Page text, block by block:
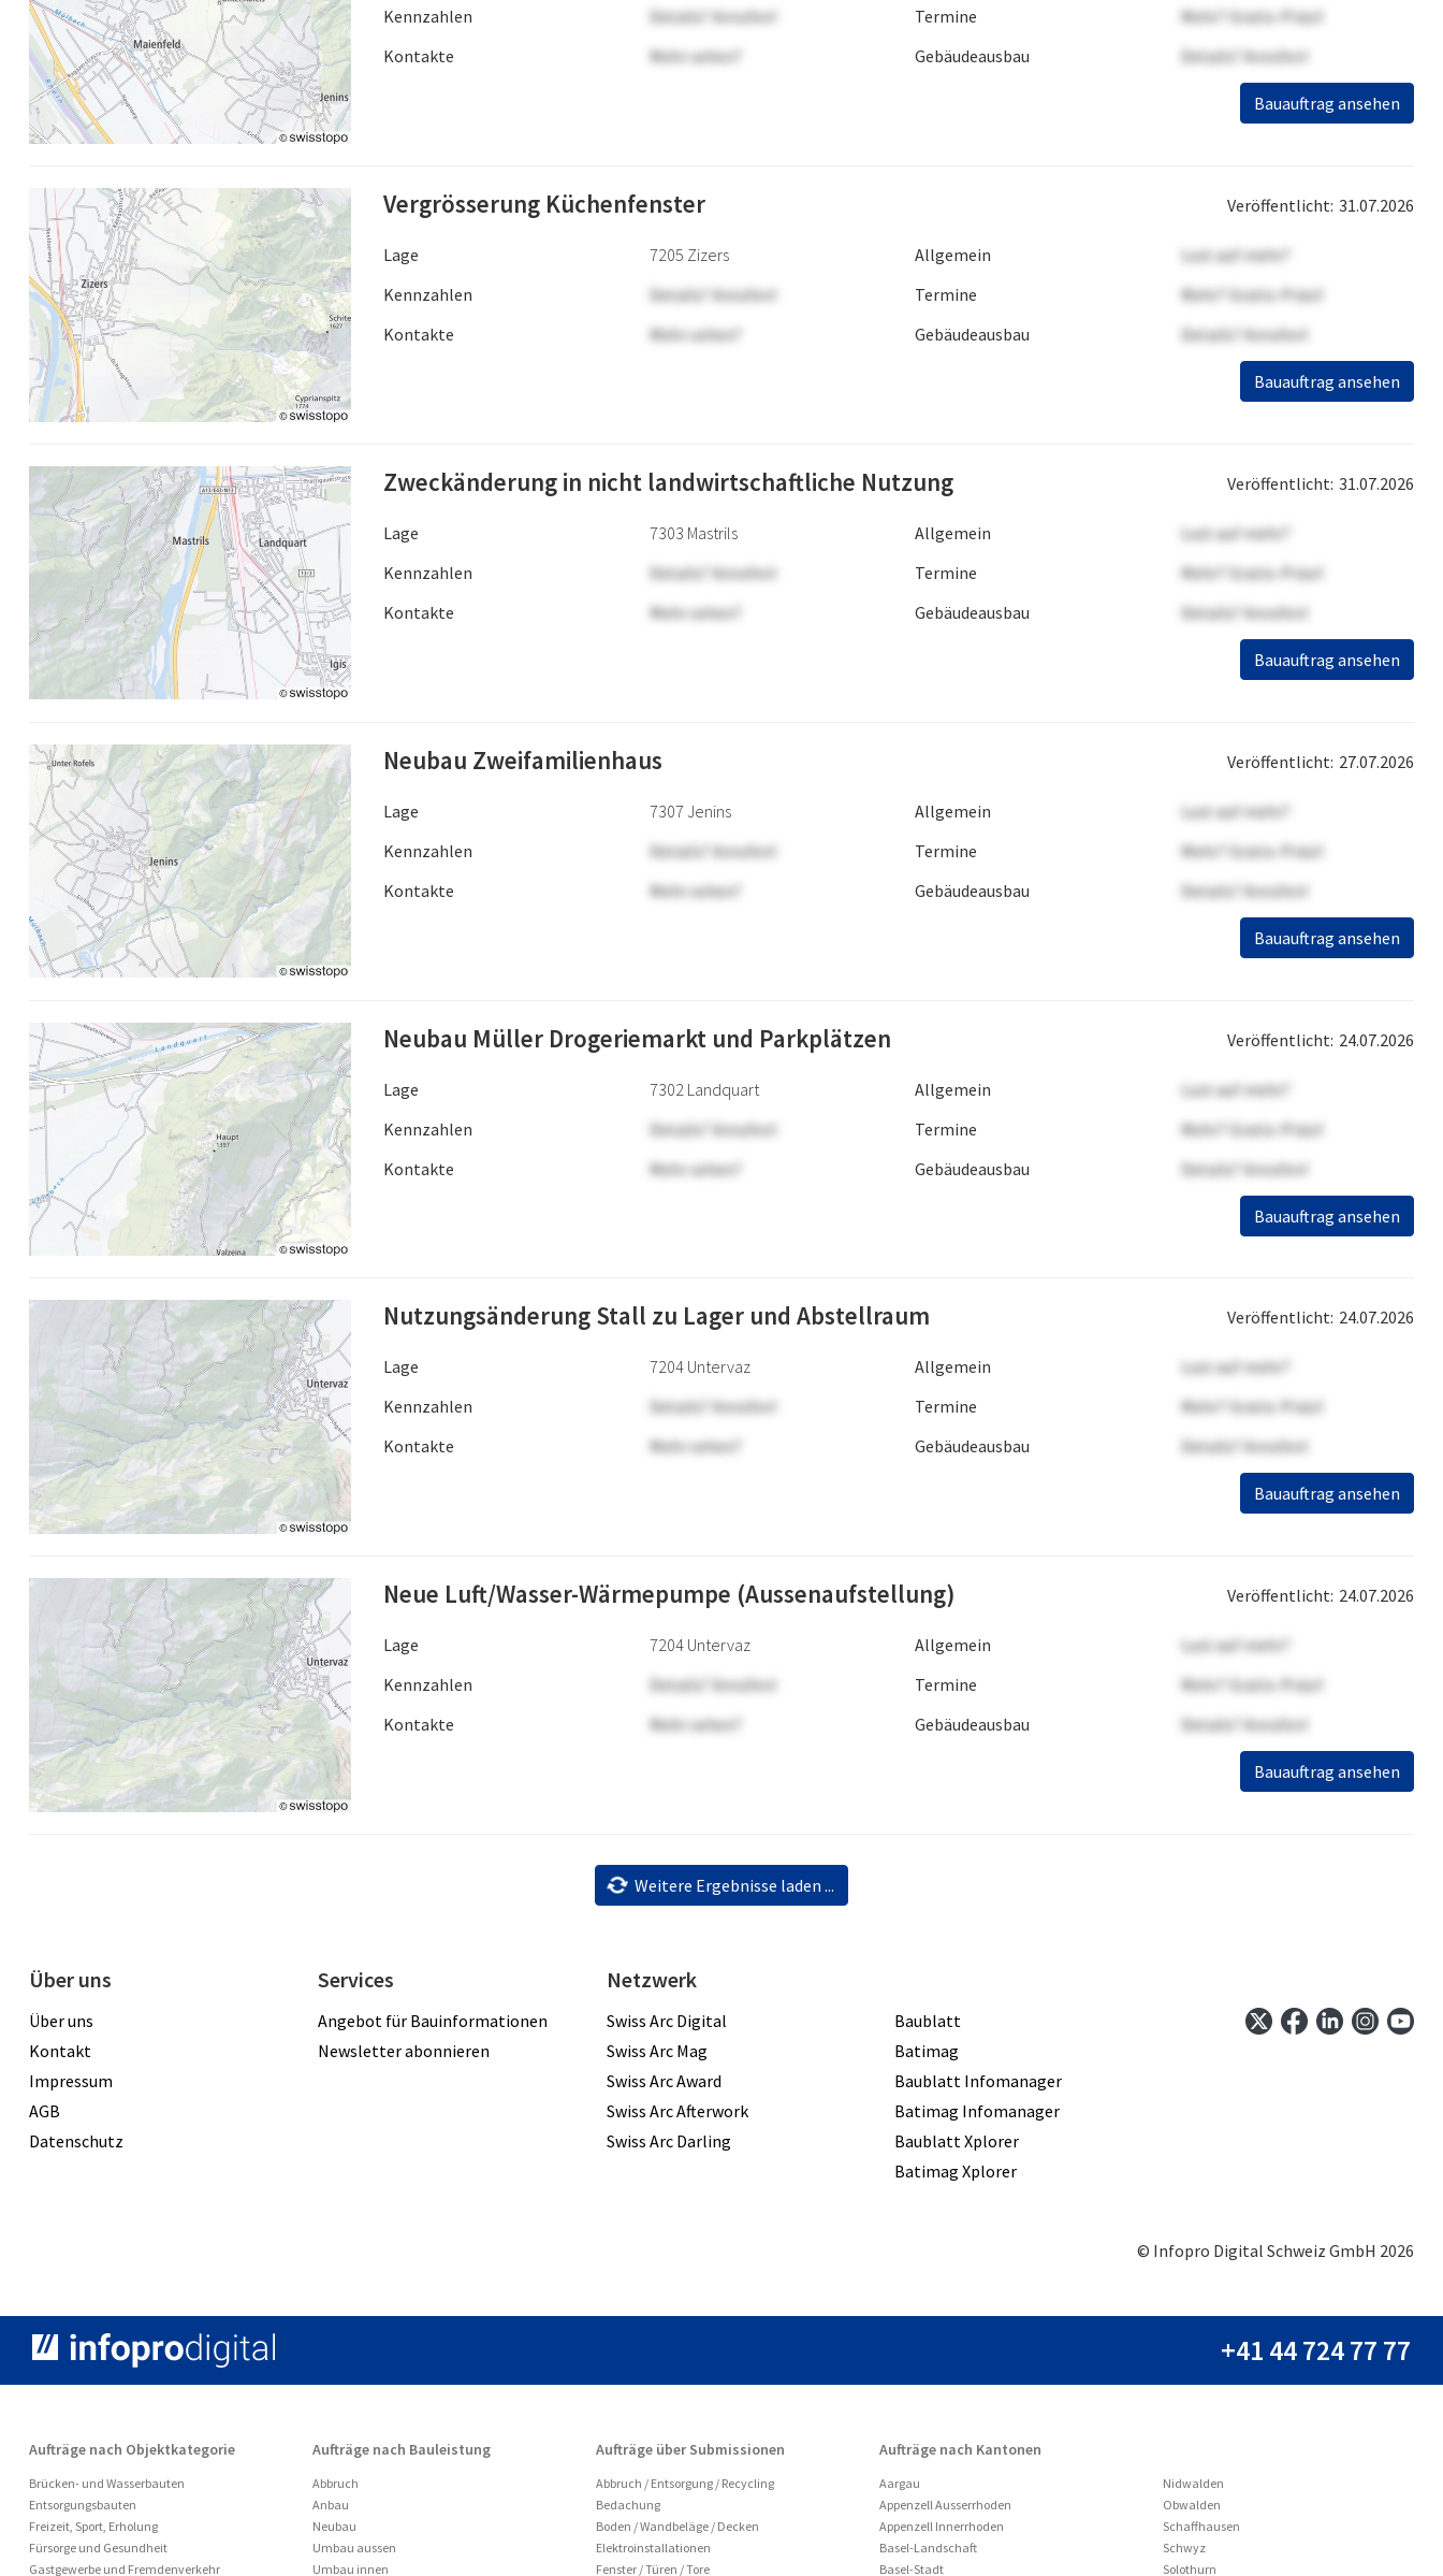
Kennzahlen
Details? Anrufen! Termine
Mehr? Gratis-Präsi!
Kontakte
Mehr sehen? Gebäudeausbau Details? Anrufen!
Bauauftrag ansehen
Vergrösserung Küchenfenster Veröffentlicht: 31.07.2026
Lage 7205 Zizers Allgemein
Lust auf mehr?
Kennzahlen
Details? Anrufen! Termine
Mehr? Gratis-Präsi!
Kontakte
Mehr sehen? Gebäudeausbau Details? Anrufen!
Bauauftrag ansehen
Zweckänderung in nicht landwirtschaftliche Nutzung Veröffentlicht: 31.07.2026
Lage 7303 Mastrils Allgemein
Lust auf mehr?
Kennzahlen
Details? Anrufen! Termine
Mehr? Gratis-Präsi!
Kontakte
Mehr sehen? Gebäudeausbau Details? Anrufen!
Bauauftrag ansehen
Neubau Zweifamilienhaus Veröffentlicht: 27.07.2026
Lage 7307 Jenins Allgemein
Lust auf mehr?
Kennzahlen
Details? Anrufen! Termine
Mehr? Gratis-Präsi!
Kontakte
Mehr sehen? Gebäudeausbau Details? Anrufen!
Bauauftrag ansehen
Neubau Müller Drogeriemarkt und Parkplätzen Veröffentlicht: 24.07.2026
Lage 7302 Landquart Allgemein
Lust auf mehr?
Kennzahlen
Details? Anrufen! Termine
Mehr? Gratis-Präsi!
Kontakte
Mehr sehen? Gebäudeausbau Details? Anrufen!
Bauauftrag ansehen
Nutzungsänderung Stall zu Lager und Abstellraum Veröffentlicht: 24.07.2026
Lage 7204 Untervaz Allgemein
Lust auf mehr?
Kennzahlen
Details? Anrufen! Termine
Mehr? Gratis-Präsi!
Kontakte
Mehr sehen? Gebäudeausbau Details? Anrufen!
Bauauftrag ansehen
Neue Luft/Wasser-Wärmepumpe (Aussenaufstellung) Veröffentlicht: 24.07.2026
Lage 7204 Untervaz Allgemein
Lust auf mehr?
Kennzahlen
Details? Anrufen! Termine
Mehr? Gratis-Präsi!
Kontakte
Mehr sehen? Gebäudeausbau Details? Anrufen!
Bauauftrag ansehen
Weitere Ergebnisse laden ...
Über uns
Über uns
Kontakt
Impressum
AGB
Datenschutz
Services
Angebot für Bauinformationen
Newsletter abonnieren
Netzwerk
Swiss Arc Digital
Swiss Arc Mag
Swiss Arc Award
Swiss Arc Afterwork
Swiss Arc Darling
Baublatt
Batimag
Baublatt Infomanager
Batimag Infomanager
Baublatt Xplorer
Batimag Xplorer
© Infopro Digital Schweiz GmbH 2026
+41 44 724 77 77
Aufträge nach Objektkategorie
Brücken- und Wasserbauten
Entsorgungsbauten
Freizeit, Sport, Erholung
Fürsorge und Gesundheit
Gastgewerbe und Fremdenverkehr
Aufträge nach Bauleistung
Abbruch
Anbau
Neubau
Umbau aussen
Umbau innen
Aufträge über Submissionen
Abbruch / Entsorgung / Recycling
Bedachung
Boden / Wandbeläge / Decken
Elektroinstallationen
Fenster / Türen / Tore
Aufträge nach Kantonen
Aargau
Appenzell Ausserrhoden
Appenzell Innerrhoden
Basel-Landschaft
Basel-Stadt
Nidwalden
Obwalden
Schaffhausen
Schwyz
Solothurn